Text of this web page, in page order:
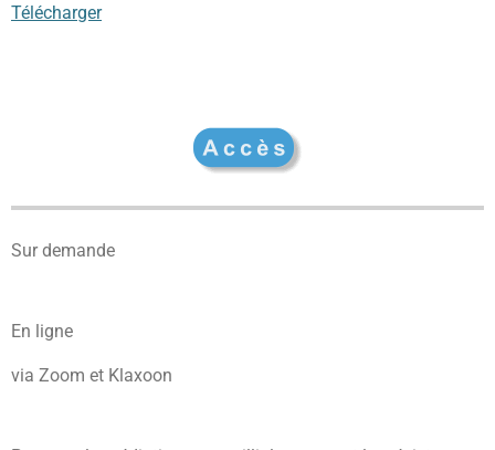
Télécharger
Sur demande
En ligne
via Zoom et Klaxoon